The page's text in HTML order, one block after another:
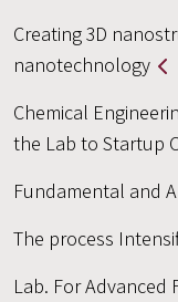
Creating 3D
nanotechnology
Chemical
the Lab to Startup
Fundamental and
The process
Lab. For Advanced